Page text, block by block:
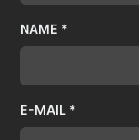
NAME *
E-MAIL *